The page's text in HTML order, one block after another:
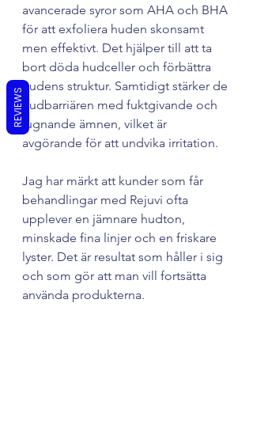
avancerade syror som AHA och BHA
för att exfoliera huden skonsamt
men effektivt. Det hjälper till att ta
bort döda hudceller och förbättra
hudens struktur. Samtidigt stärker de
hudbarriären med fuktgivande och
lugnande ämnen, vilket är
avgörande för att undvika irritation.
Jag har märkt att kunder som får
behandlingar med Rejuvi ofta
upplever en jämnare hudton,
minskade fina linjer och en friskare
lyster. Det är resultat som håller i sig
och som gör att man vill fortsätta
använda produkterna.
REVIEWS